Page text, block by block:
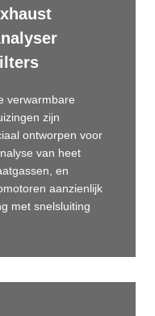
verwarmbare
zijn
ontworpen voor
van heet
en
aanzienlijk
met snelsluiting